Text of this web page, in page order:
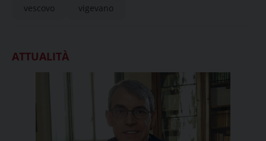
vescovo vigevano
ATTUALITÀ